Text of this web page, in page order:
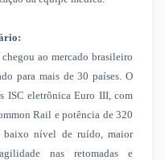
ao mercado brasileiro
para mais de 30 países. O
ISC eletrônica Euro III, com
Rail e potência de 320
baixo nível de ruído, maior
nas retomadas e